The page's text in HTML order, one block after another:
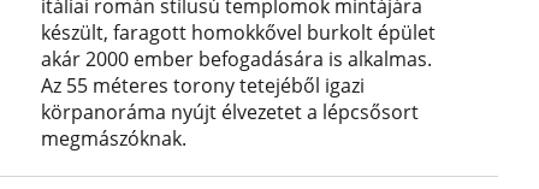
itáliai román stílusú templomok mintájára
készült, faragott homokkővel burkolt épület
akár 2000 ember befogadására is alkalmas.
Az 55 méteres torony tetejéből igazi
körpanoráma nyújt élvezetet a lépcsősort
megmászóknak.